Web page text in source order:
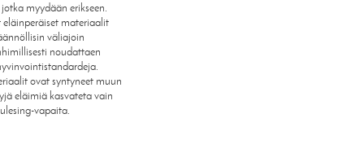
myydään erikseen.
materiaalit
väliajoin
noudattaen
ovat syntyneet muun
eläimiä kasvateta vain
vapaita.